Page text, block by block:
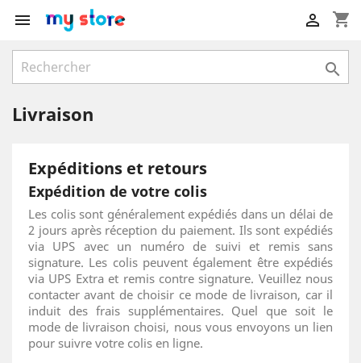
 shopping_cart


Livraison
Expéditions et retours
Expédition de votre colis
Les colis sont généralement expédiés dans un délai de
2 jours après réception du paiement. Ils sont expédiés
via UPS avec un numéro de suivi et remis sans
signature. Les colis peuvent également être expédiés
via UPS Extra et remis contre signature. Veuillez nous
contacter avant de choisir ce mode de livraison, car il
induit des frais supplémentaires. Quel que soit le
mode de livraison choisi, nous vous envoyons un lien
pour suivre votre colis en ligne.